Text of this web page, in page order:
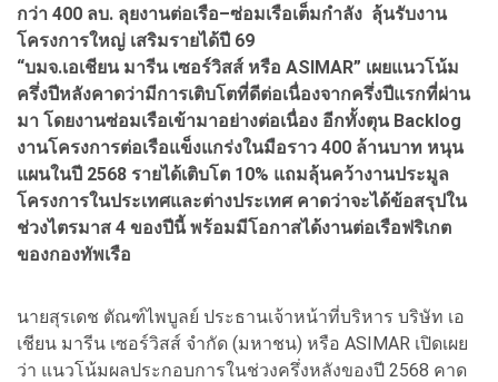
กว่า 400 ลบ. ลุยงานต่อเรือ–ซ่อมเรือเต็มกำลัง ลุ้นรับงาน
โครงการใหญ่ เสริมรายได้ปี 69
“บมจ.เอเชียน มารีน เซอร์วิสส์ หรือ ASIMAR” เผยแนวโน้ม
ครึ่งปีหลังคาดว่ามีการเติบโตที่ดีต่อเนื่องจากครึ่งปีแรกที่ผ่าน
มา โดยงานซ่อมเรือเข้ามาอย่างต่อเนื่อง อีกทั้งตุน Backlog
งานโครงการต่อเรือแข็งแกร่งในมือราว 400 ล้านบาท หนุน
แผนในปี 2568 รายได้เติบโต 10% แถมลุ้นคว้างานประมูล
โครงการในประเทศและต่างประเทศ คาดว่าจะได้ข้อสรุปใน
ช่วงไตรมาส 4 ของปีนี้ พร้อมมีโอกาสได้งานต่อเรือฟริเกต
ของกองทัพเรือ
นายสุรเดช ตัณฑ์ไพบูลย์ ประธานเจ้าหน้าที่บริหาร บริษัท เอ
เชียน มารีน เซอร์วิสส์ จำกัด (มหาชน) หรือ ASIMAR เปิดเผย
ว่า แนวโน้มผลประกอบการในช่วงครึ่งหลังของปี 2568 คาด